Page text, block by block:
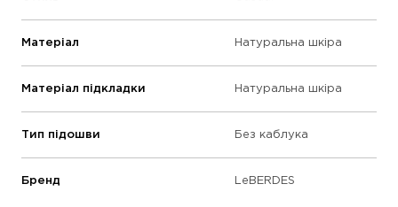
Матеріал Натуральна шкіра
Матеріал підкладки Натуральна шкіра
Тип підошви Без каблука
Бренд LeBERDES